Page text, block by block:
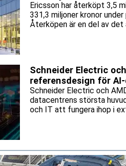
Ericsson har återköpt 3,5
331,3 miljoner kronor
Återköpen är en del av
Schneider Electric
referensdesign för
Schneider Electric och
datacentrens största
och IT att fungera ihop i